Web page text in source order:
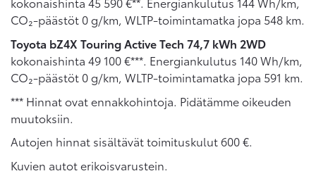
CO₂-päästöt 0 g/km, WLTP-toimintamatka jopa 548 km.
Toyota bZ4X Touring Active Tech 74,7 kWh 2WD
kokonaishinta 49 100 €***. Energiankulutus 140 Wh/km,
CO₂-päästöt 0 g/km, WLTP-toimintamatka jopa 591 km.
*** Hinnat ovat ennakkohintoja. Pidätämme oikeuden
muutoksiin.
Autojen hinnat sisältävät toimituskulut 600 €.
Kuvien autot erikoisvarustein.